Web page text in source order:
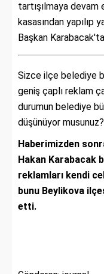
tartışılmaya devam
kasasından yapılıp
Başkan
Sizce ilçe belediye
geniş çaplı reklam
durumun belediye
düşünüyor musunuz?
Haberimizden
Hakan Karabacak
reklamları kendi
bunu Beylikova
etti.